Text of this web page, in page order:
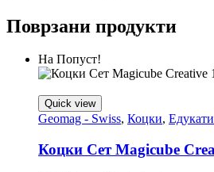
Поврзани продукти
На Попуст!
Quick view
Geomag - Swiss, Коцки,
Коцки Сет Magicube